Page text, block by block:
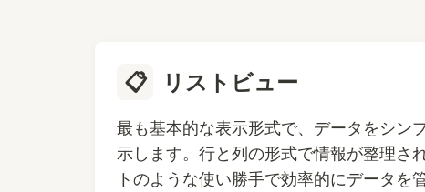
📋 リストビュー
最も基本的な表示形式で、データをシン
示します。行と列の形式で情報が整理さ
トのような使い勝手で効率的にデータを